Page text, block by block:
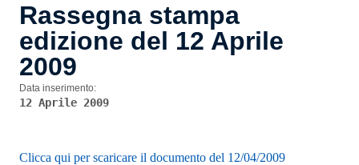
Rassegna stampa
edizione del 12 Aprile
2009
Data inserimento:
12 Aprile 2009
Clicca qui per scaricare il documento del 12/04/2009